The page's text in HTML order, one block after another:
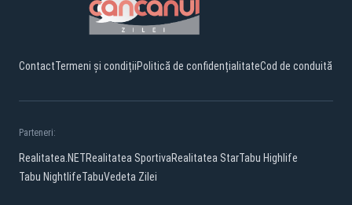
ContactTermeni și condițiiPolitică de confidențialitateCod de conduită
Parteneri:
Realitatea.NETRealitatea SportivaRealitatea StarTabu Highlife
Tabu NightlifeTabuVedeta Zilei